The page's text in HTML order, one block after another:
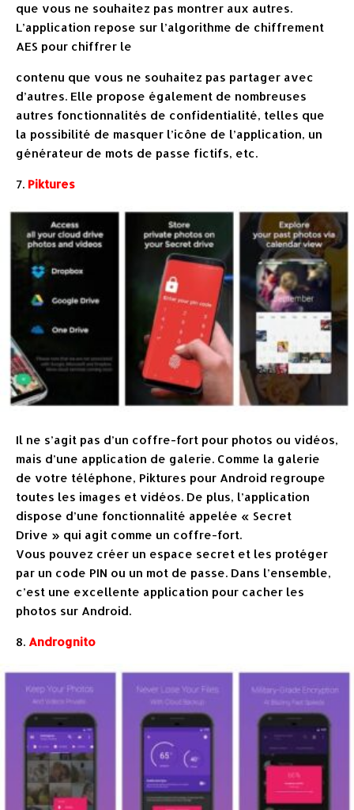
que vous ne souhaitez pas montrer aux autres.
L’application repose sur l’algorithme de chiffrement
AES pour chiffrer le
contenu que vous ne souhaitez pas partager avec
d’autres. Elle propose également de nombreuses
autres fonctionnalités de confidentialité, telles que
la possibilité de masquer l’icône de l’application, un
générateur de mots de passe fictifs, etc.
7. Piktures
Il ne s’agit pas d’un coffre-fort pour photos ou vidéos,
mais d’une application de galerie. Comme la galerie
de votre téléphone, Piktures pour Android regroupe
toutes les images et vidéos. De plus, l’application
dispose d’une fonctionnalité appelée « Secret
Drive » qui agit comme un coffre-fort.
Vous pouvez créer un espace secret et les protéger
par un code PIN ou un mot de passe. Dans l’ensemble,
c’est une excellente application pour cacher les
photos sur Android.
8. Andrognito